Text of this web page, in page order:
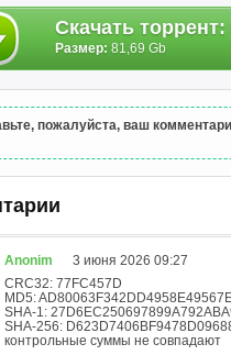
Скачать торрент:
Размер: 81,69 Gb
пожалуйста, ваш
Anonim
3 июня 2026 09:27
CRC32: 77FC457D
MD5:
SHA-1:
SHA-256:
контрольные суммы не совпадают